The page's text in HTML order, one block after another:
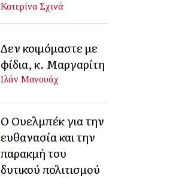
Κατερίνα Σχινά
Δεν κοιμόμαστε με
φίδια, κ. Μαργαρίτη
Ιλάν Μανουάχ
Ο Ουελμπέκ για την
ευθανασία και την
παρακμή του
δυτικού πολιτισμού